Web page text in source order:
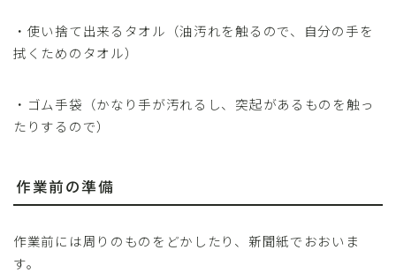
・使い捨て出来るタオル（油汚れを触るので、自分の手を
拭くためのタオル）
・ゴム手袋（かなり手が汚れるし、突起があるものを触っ
たりするので）
作業前の準備
作業前には周りのものをどかしたり、新聞紙でおおいま
す。